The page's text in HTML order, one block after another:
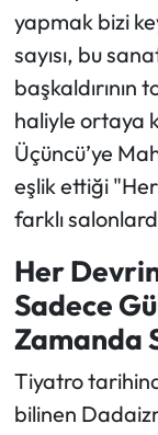
yapmak bizi
sayısı, bu
başkaldırının
haliyle ortaya
Üçüncü’ye
eşlik ettiği
farklı
Her
Sadece
Zamanda
Tiyatro
bilinen